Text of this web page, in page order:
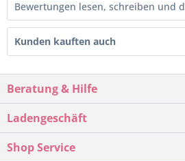
Bewertungen lesen, schreiben und
Kunden kauften auch
Beratung & Hilfe
Ladengeschäft
Shop Service